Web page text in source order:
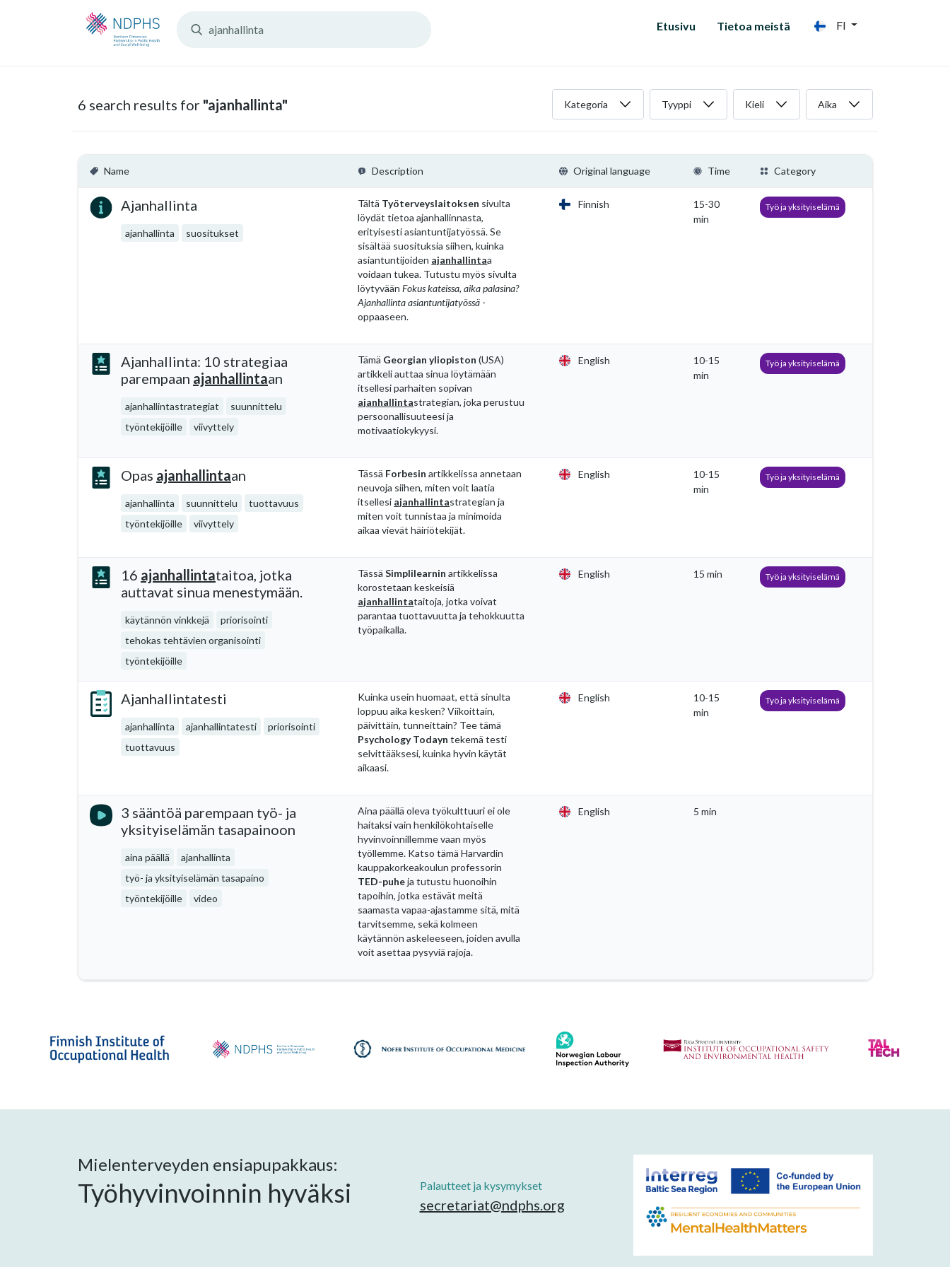
Search
Etusivu Tietoa meistä FI
6 search results for "ajanhallinta" Kategoria Tyyppi Kieli Aika
Name Description Original language Time Category
Ajanhallinta
ajanhallinta suositukset
Tältä Työterveyslaitoksen sivulta
löydät tietoa ajanhallinnasta,
erityisesti asiantuntijatyössä. Se
sisältää suosituksia siihen, kuinka
asiantuntijoiden ajanhallintaa
voidaan tukea. Tutustu myös sivulta
löytyväänFokus kateissa, aika palasina?
Ajanhallinta asiantuntijatyössä -
oppaaseen.
Finnish
15-30
min
Työ ja yksityiselämä
Ajanhallinta: 10 strategiaa
parempaan ajanhallintaan
ajanhallintastrategiat
suunnittelu
työntekijöille
viivyttely
Tämä Georgian yliopiston (USA)
artikkeli auttaa sinua löytämään
itsellesi parhaiten sopivan
ajanhallintastrategian, joka perustuu
persoonallisuuteesi ja
motivaatiokykyysi.
English
10-15
min
Työ ja yksityiselämä
Opas ajanhallintaan
ajanhallinta suunnittelu
tuottavuus
työntekijöille
viivyttely
Tässä Forbesin artikkelissa annetaan
neuvoja siihen, miten voit laatia
itsellesi ajanhallintastrategian ja
miten voit tunnistaa ja minimoida
aikaa vievät häiriötekijät.
English
10-15
min
Työ ja yksityiselämä
16 ajanhallintataitoa, jotka
auttavat sinua menestymään.
käytännön vinkkejä
priorisointi
tehokas tehtävien organisointi
työntekijöille
TässäSimplilearnin artikkelissa
korostetaan keskeisiä
ajanhallintataitoja, jotka voivat
parantaa tuottavuutta ja tehokkuutta
työpaikalla.
English 15 min Työ ja yksityiselämä
Ajanhallintatesti
ajanhallinta ajanhallintatesti
priorisointi
tuottavuus
Kuinka usein huomaat, että sinulta
loppuu aika kesken? Viikoittain,
päivittäin, tunneittain? Tee tämä
Psychology Todayn tekemä testi
selvittääksesi, kuinka hyvin käytät
aikaasi.
English
10-15
min
Työ ja yksityiselämä
3 sääntöä parempaan työ- ja
yksityiselämän tasapainoon
aina päällä
ajanhallinta
työ- ja yksityiselämän tasapaino
työntekijöille
video
Aina päällä oleva työkulttuuri ei ole
haitaksi vain henkilökohtaiselle
hyvinvoinnillemme vaan myös
työllemme. Katso tämä Harvardin
kauppakorkeakoulun professorin
TED-puheja tutustu huonoihin
tapoihin, jotka estävät meitä
saamasta vapaa-ajastamme sitä, mitä
tarvitsemme, sekä kolmeen
käytännön askeleeseen, joiden avulla
voit asettaa pysyviä rajoja.
English 5 min
Mielenterveyden ensiapupakkaus:
Työhyvinvoinnin hyväksi Palautteet ja kysymykset
secretariat@ndphs.org